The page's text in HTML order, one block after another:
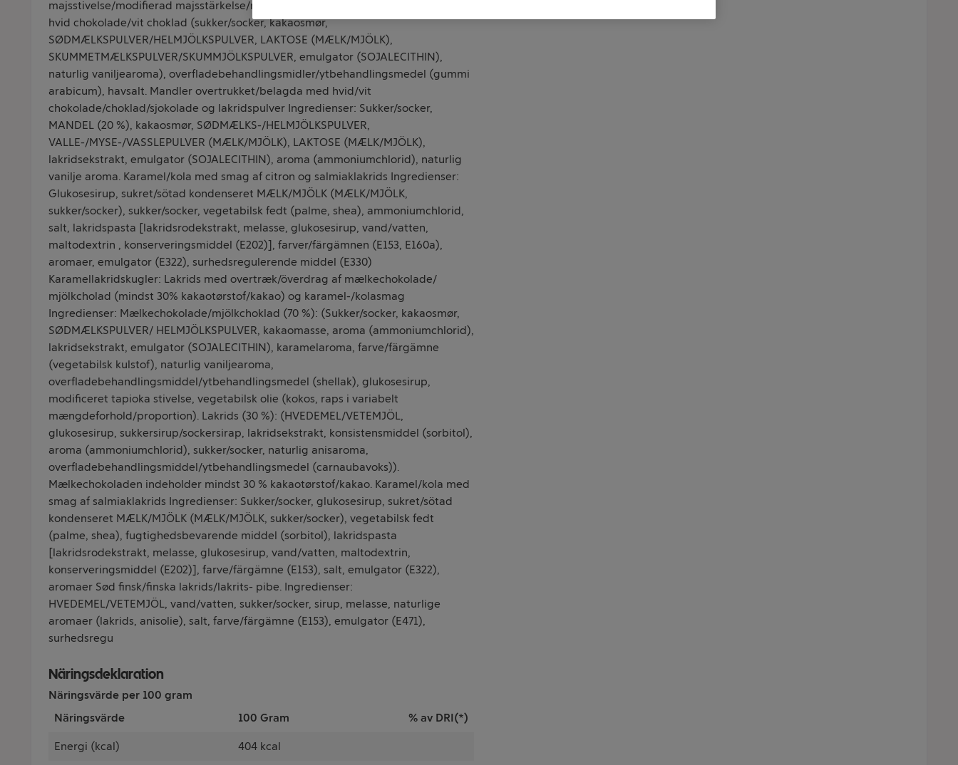
majsstivelse/modifierad majsstärkelse/modifisert maisstivelse, kokosfedt), 13%
hvid chokolade/vit choklad (sukker/socker, kakaosmør,
SØDMÆLKSPULVER/HELMJÖLKSPULVER, LAKTOSE (MÆLK/MJÖLK),
SKUMMETMÆLKSPULVER/SKUMMJÖLKSPULVER, emulgator (SOJALECITHIN),
naturlig vaniljearoma), overfladebehandlingsmidler/ytbehandlingsmedel (gummi
arabicum), havsalt. Mandler overtrukket/belagda med hvid/vit
chokolade/choklad/sjokolade og lakridspulver Ingredienser: Sukker/socker,
MANDEL (20 %), kakaosmør, SØDMÆLKS-/HELMJÖLKSPULVER,
VALLE-/MYSE-/VASSLEPULVER (MÆLK/MJÖLK), LAKTOSE (MÆLK/MJÖLK),
lakridsekstrakt, emulgator (SOJALECITHIN), aroma (ammoniumchlorid), naturlig
vanilje aroma. Karamel/kola med smag af citron og salmiaklakrids Ingredienser:
Glukosesirup, sukret/sötad kondenseret MÆLK/MJÖLK (MÆLK/MJÖLK,
sukker/socker), sukker/socker, vegetabilsk fedt (palme, shea), ammoniumchlorid,
salt, lakridspasta [lakridsrodekstrakt, melasse, glukosesirup, vand/vatten,
maltodextrin , konserveringsmiddel (E202)], farver/färgämnen (E153, E160a),
aromaer, emulgator (E322), surhedsregulerende middel (E330)
Karamellakridskugler: Lakrids med overtræk/överdrag af mælkechokolade/
mjölkcholad (mindst 30% kakaotørstof/kakao) og karamel-/kolasmag
Ingredienser: Mælkechokolade/mjölkchoklad (70 %): (Sukker/socker, kakaosmør,
SØDMÆLKSPULVER/ HELMJÖLKSPULVER, kakaomasse, aroma (ammoniumchlorid),
lakridsekstrakt, emulgator (SOJALECITHIN), karamelaroma, farve/färgämne
(vegetabilsk kulstof), naturlig vaniljearoma,
overfladebehandlingsmiddel/ytbehandlingsmedel (shellak), glukosesirup,
modificeret tapioka stivelse, vegetabilsk olie (kokos, raps i variabelt
mængdeforhold/proportion). Lakrids (30 %): (HVEDEMEL/VETEMJÖL,
glukosesirup, sukkersirup/sockersirap, lakridsekstrakt, konsistensmiddel (sorbitol),
aroma (ammoniumchlorid), sukker/socker, naturlig anisaroma,
overfladebehandlingsmiddel/ytbehandlingsmedel (carnaubavoks)).
Mælkechokoladen indeholder mindst 30 % kakaotørstof/kakao. Karamel/kola med
smag af salmiaklakrids Ingredienser: Sukker/socker, glukosesirup, sukret/sötad
kondenseret MÆLK/MJÖLK (MÆLK/MJÖLK, sukker/socker), vegetabilsk fedt
(palme, shea), fugtighedsbevarende middel (sorbitol), lakridspasta
[lakridsrodekstrakt, melasse, glukosesirup, vand/vatten, maltodextrin,
konserveringsmiddel (E202)], farve/färgämne (E153), salt, emulgator (E322),
aromaer Sød finsk/finska lakrids/lakrits- pibe. Ingredienser:
HVEDEMEL/VETEMJÖL, vand/vatten, sukker/socker, sirup, melasse, naturlige
aromaer (lakrids, anisolie), salt, farve/färgämne (E153), emulgator (E471),
surhedsregu
Näringsdeklaration
Näringsvärde per 100 gram
Näringsvärde
100 Gram % av DRI(*)
Energi (kcal) 404 kcal